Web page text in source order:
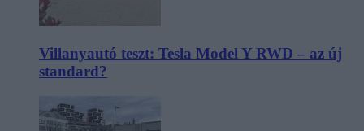
Villanyautó teszt: Tesla Model Y RWD – az új
standard?